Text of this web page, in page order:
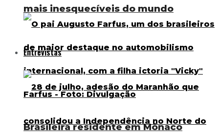
Brasileira residente em Mônaco
mais inesquecíveis do mundo
Entrevistas